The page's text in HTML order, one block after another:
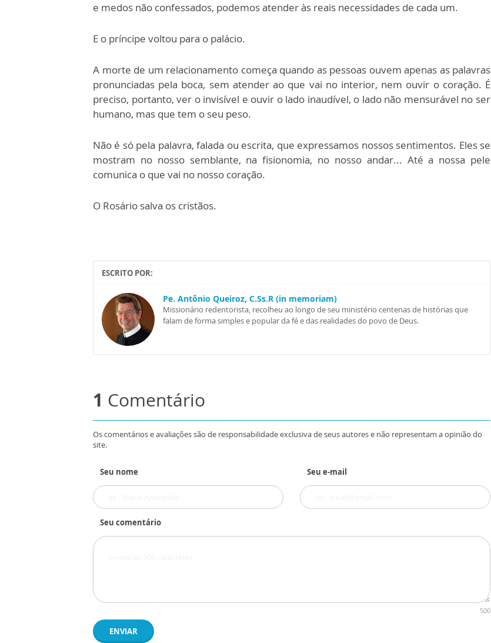
e medos não confessados, podemos atender às reais necessidades de cada um.
E o príncipe voltou para o palácio.
A morte de um relacionamento começa quando as pessoas ouvem apenas as palavras
pronunciadas pela boca, sem atender ao que vai no interior, nem ouvir o coração. É
preciso, portanto, ver o invisível e ouvir o lado inaudível, o lado não mensurável no ser
humano, mas que tem o seu peso.
Não é só pela palavra, falada ou escrita, que expressamos nossos sentimentos. Eles se
mostram no nosso semblante, na fisionomia, no nosso andar... Até a nossa pele
comunica o que vai no nosso coração.
O Rosário salva os cristãos.
ESCRITO POR:
Pe. Antônio Queiroz, C.Ss.R (in memoriam)
Missionário redentorista, recolheu ao longo de seu ministério centenas de histórias que
falam de forma simples e popular da fé e das realidades do povo de Deus.
1 Comentário
Os comentários e avaliações são de responsabilidade exclusiva de seus autores e não representam a opinião do
site.
Seu nome Seu e-mail
Seu comentário
500
ENVIAR